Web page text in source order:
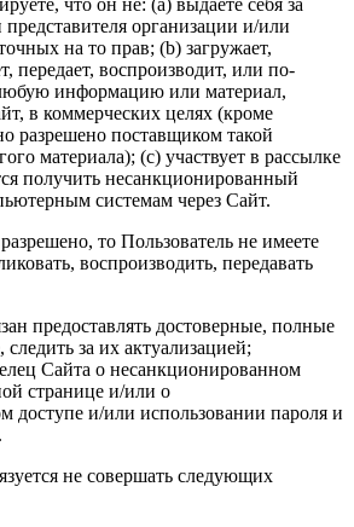
что он не: (a) выдаете себя за
представителя организации и/или
на то прав; (b) загружает,
передает, воспроизводит, или по-
информацию или материал,
в коммерческих целях (кроме
разрешено поставщиком такой
материала); (c) участвует в рассылке
получить несанкционированный
системам через Сайт.
то Пользователь не имеете
воспроизводить, передавать
предоставлять достоверные, полные
за их актуализацией;
Сайта о несанкционированном
странице и/или о
доступе и/или использовании пароля и
не совершать следующих